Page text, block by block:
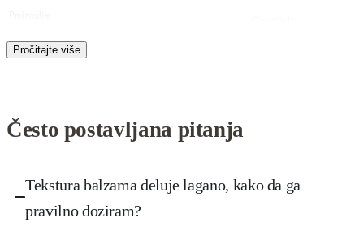
Uvoznik
Brend
Često postavljana pitanja
Tekstura balzama deluje lagano, kako da ga
pravilno doziram?